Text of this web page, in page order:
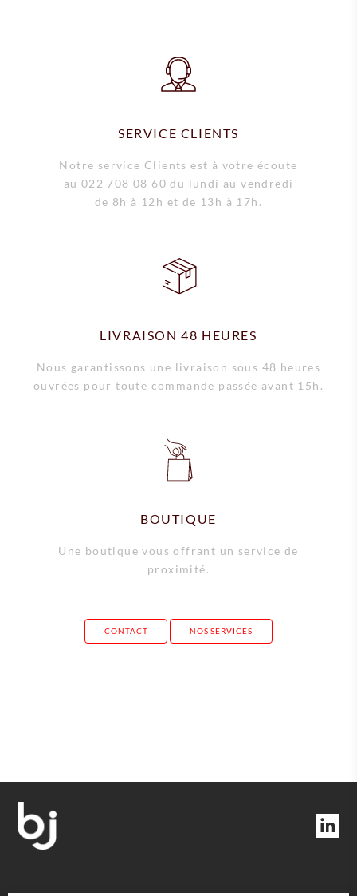
SERVICE CLIENTS
Notre service Clients est à votre écoute
au 022 708 08 60 du lundi au vendredi
de 8h à 12h et de 13h à 17h.
LIVRAISON 48 HEURES
Nous garantissons une livraison sous 48 heures
ouvrées pour toute commande passée avant 15h.
BOUTIQUE
Une boutique vous offrant un service de
proximité.
CONTACT NOS SERVICES